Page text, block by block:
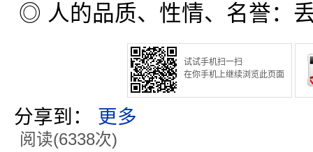
◎ 人的品质、性情、名誉：
试试手机扫一扫
在你手机上继续浏览此页面
分享到： 更多
阅读(6338次)